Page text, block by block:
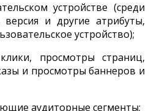
устройстве (среди
и другие атрибуты,
устройство);
просмотры страниц,
и просмотры баннеров и
аудиторные сегменты;